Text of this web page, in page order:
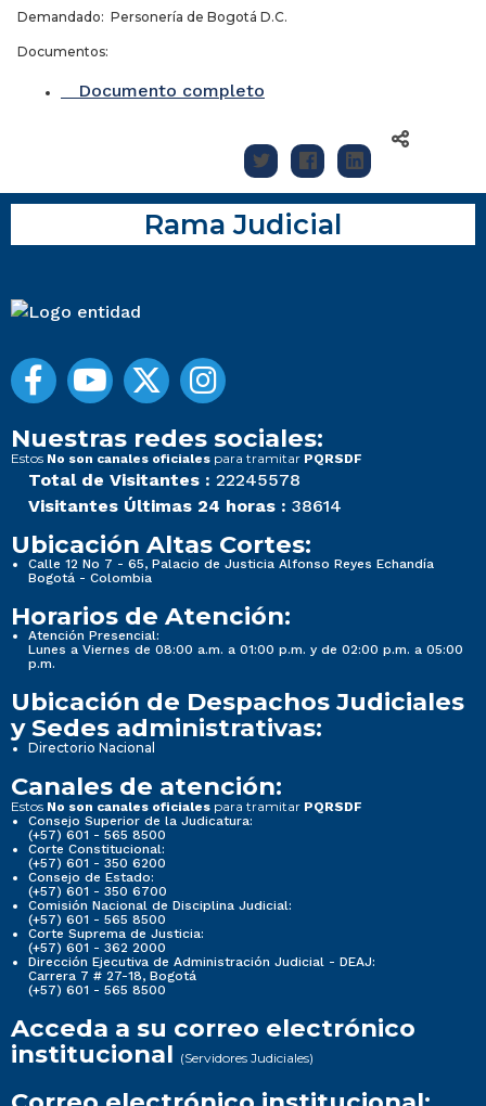
Demandado: Personería de Bogotá D.C.
Documentos:
Documento completo
Rama Judicial
Nuestras redes sociales:
Estos No son canales oficiales para tramitar PQRSDF
Total de Visitantes : 22245578
Visitantes Últimas 24 horas : 38614
Ubicación Altas Cortes:
Calle 12 No 7 - 65, Palacio de Justicia Alfonso Reyes Echandía
Bogotá - Colombia
Horarios de Atención:
Atención Presencial:
Lunes a Viernes de 08:00 a.m. a 01:00 p.m. y de 02:00 p.m. a 05:00
p.m.
Ubicación de Despachos Judiciales
y Sedes administrativas:
Directorio Nacional
Canales de atención:
Estos No son canales oficiales para tramitar PQRSDF
Consejo Superior de la Judicatura:
(+57) 601 - 565 8500
Corte Constitucional:
(+57) 601 - 350 6200
Consejo de Estado:
(+57) 601 - 350 6700
Comisión Nacional de Disciplina Judicial:
(+57) 601 - 565 8500
Corte Suprema de Justicia:
(+57) 601 - 362 2000
Dirección Ejecutiva de Administración Judicial - DEAJ:
Carrera 7 # 27-18, Bogotá
(+57) 601 - 565 8500
Acceda a su correo electrónico
institucional (Servidores Judiciales)